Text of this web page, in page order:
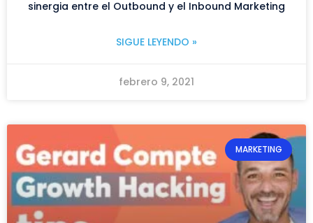
sinergia entre el Outbound y el Inbound Marketing
SIGUE LEYENDO »
febrero 9, 2021
MARKETING